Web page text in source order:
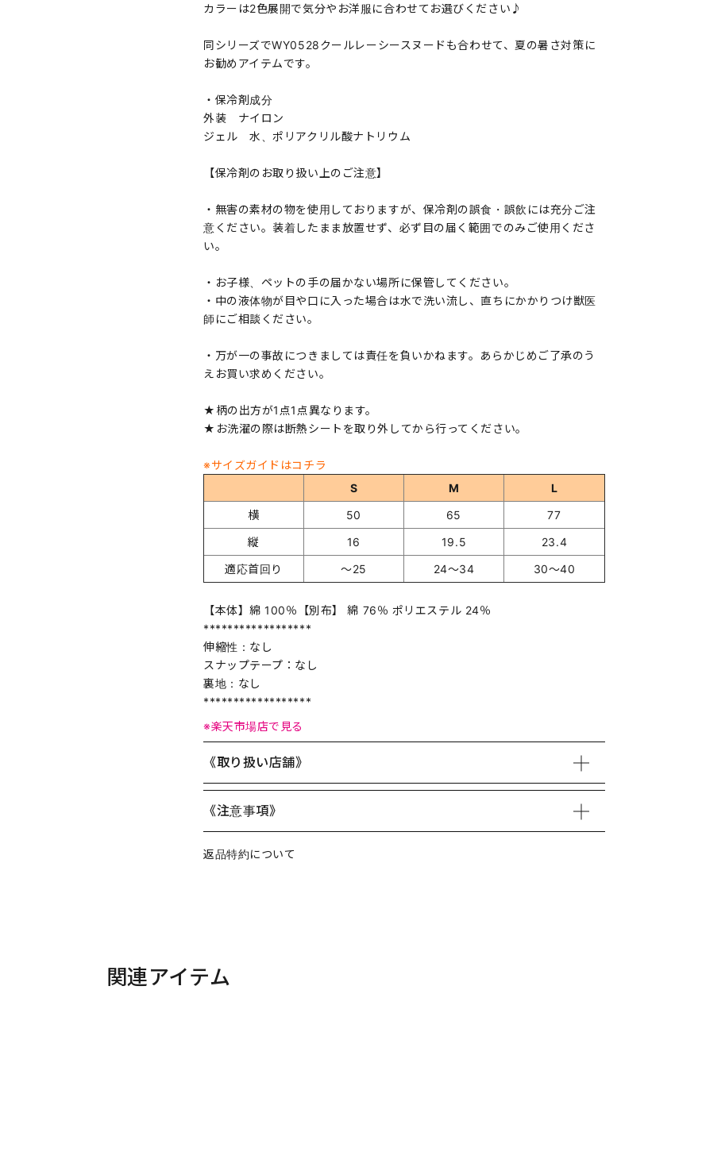
カラーは2色展開で気分やお洋服に合わせてお選びください♪
同シリーズでWY0528クールレーシースヌードも合わせて、夏の暑さ対策に
お勧めアイテムです。
・保冷剤成分
外装 ナイロン
ジェル 水、ポリアクリル酸ナトリウム
【保冷剤のお取り扱い上のご注意】
・無害の素材の物を使用しておりますが、保冷剤の誤食・誤飲には充分ご注
意ください。装着したまま放置せず、必ず目の届く範囲でのみご使用くださ
い。
・お子様、ペットの手の届かない場所に保管してください。
・中の液体物が目や口に入った場合は水で洗い流し、直ちにかかりつけ獣医
師にご相談ください。
・万が一の事故につきましては責任を負いかねます。あらかじめご了承のう
えお買い求めください。
★柄の出方が1点1点異なります。
★お洗濯の際は断熱シートを取り外してから行ってください。
※サイズガイドはコチラ
S
M
L
横
50 65
77
縦
16 19.5
23.4
適応首回り
～25 24～34 30～40
【本体】綿 100％【別布】 綿 76％ ポリエステル 24％
******************
伸縮性：なし
スナップテープ：なし
裏地：なし
******************
※楽天市場店で見る
《取り扱い店舗》
《注意事項》
返品特約について
関連アイテム